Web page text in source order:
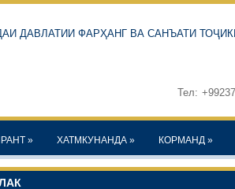
ДАВЛАТИИ ФАРҲАНГ ВА САНЪАТИ
Тел:
» ХАТМКУНАНДА » КОРМАНД »